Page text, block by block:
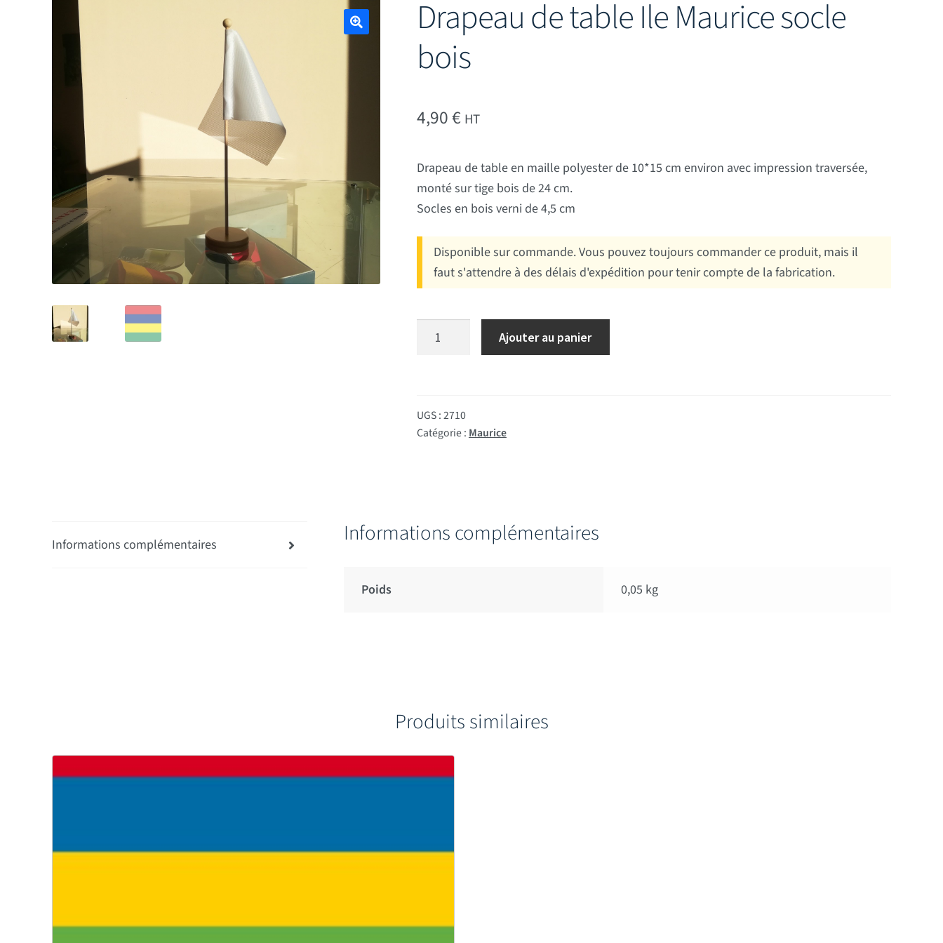
Drapeau de table Ile Maurice socle
bois
4,90€ HT
Drapeau de table en maille polyester de 10*15 cm environ avec impression traversée,
monté sur tige bois de 24 cm.
Socles en bois verni de 4,5 cm
Disponible sur commande. Vous pouvez toujours commander ce produit, mais il
faut s'attendre à des délais d'expédition pour tenir compte de la fabrication.
quantité de Drapeau de table Ile Maurice socle bois
Ajouter au panier
UGS :2710
Catégorie : Maurice
Informations complémentaires Informations complémentaires
Poids 0,05 kg
Produits similaires